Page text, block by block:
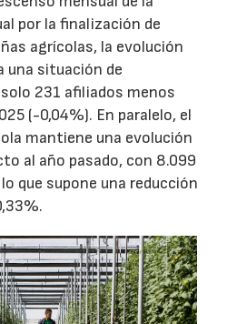
por la finalización de
agrícolas, la evolución
una situación de
231 afiliados menos
(-0,04%). En paralelo, el
mantiene una evolución
al año pasado, con 8.099
que supone una reducción